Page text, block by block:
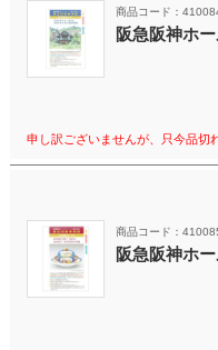
商品コード：
阪急阪神ホ
申し訳ございませんが、只今品切
商品コード：
阪急阪神ホ